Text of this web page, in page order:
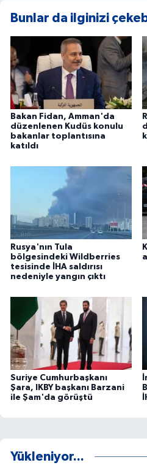
Bunlar da ilginizi
Bakan Fidan, Amman'da
düzenlenen Kudüs konulu
bakanlar toplantısına
katıldı
Rusya'nın Tula
bölgesindeki Wildberries
tesisinde İHA saldırısı
nedeniyle yangın çıktı
Suriye Cumhurbaşkanı
Şara, IKBY başkanı Barzani
ile Şam'da görüştü
Yükleniyor...